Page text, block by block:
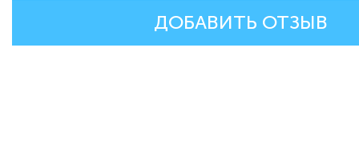
ДОБАВИТЬ ОТЗЫВ